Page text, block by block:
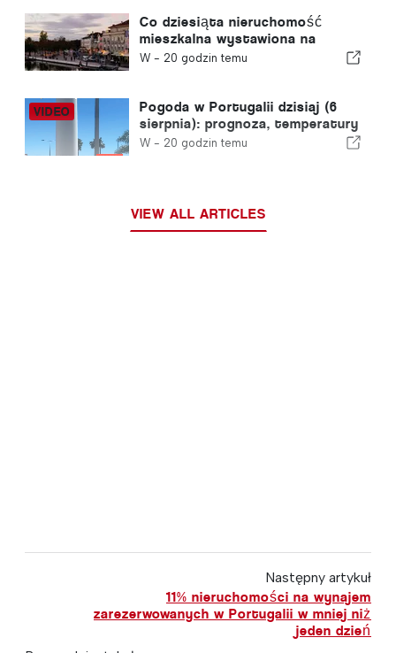
roku w związku z kryzysem w
Ceucie
Co dziesiąta nieruchomość
mieszkalna wystawiona na
sprzedaż w Portugalii znajduje
W - 20 godzin temu
Pogoda w Portugalii dzisiaj (6
sierpnia): prognoza, temperatury
i czego można się spodziewać
W - 20 godzin temu
VIEW ALL ARTICLES
Następny artykuł
11% nieruchomości na wynajem
zarezerwowanych w Portugalii w mniej niż
jeden dzień